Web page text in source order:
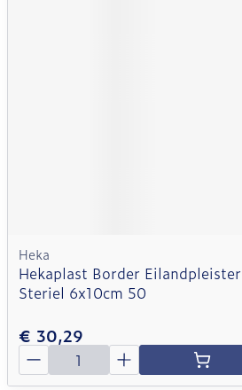
Heka
Hekaplast Border Eilandpleister
Steriel 6x10cm 50
€ 30,29
Aantal